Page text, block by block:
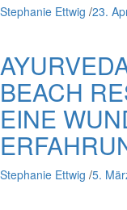
Stephanie Ettwig /23.
BEACH
EINE
Stephanie Ettwig /5.